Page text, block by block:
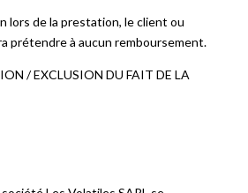
lors de la prestation, le client ou
prétendre à aucun remboursement.
/ EXCLUSION DU FAIT DE LA